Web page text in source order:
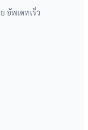
อัพเดทเร็ว